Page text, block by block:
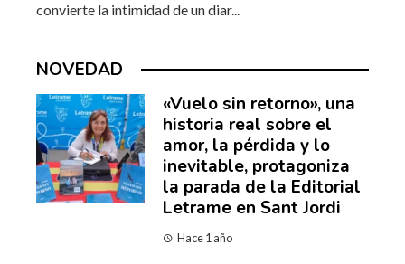
convierte la intimidad de un diar...
NOVEDAD
«Vuelo sin retorno», una
historia real sobre el
amor, la pérdida y lo
inevitable, protagoniza
la parada de la Editorial
Letrame en Sant Jordi
Hace 1 año